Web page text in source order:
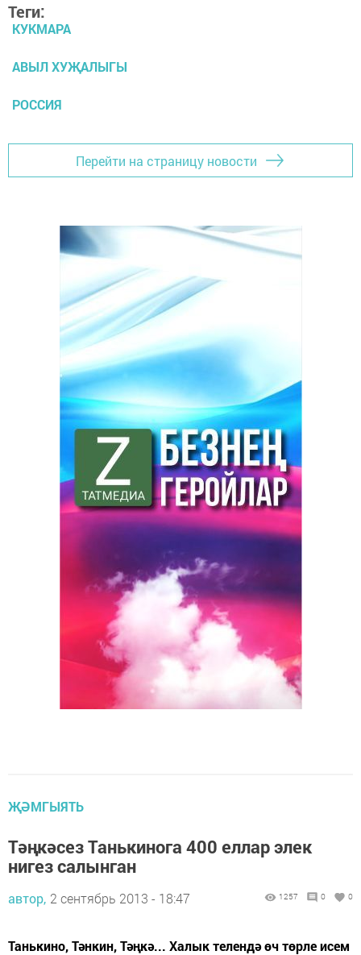
Теги:
КУКМАРА
АВЫЛ ХУҖАЛЫГЫ
РОССИЯ
Перейти на страницу новости
ҖӘМГЫЯТЬ
Тәңкәсез Танькинога 400 еллар элек
нигез салынган
автор, 2 сентябрь 2013 - 18:47 1257 0 0
Танькино, Тәнкин, Тәңкә... Халык телендә өч төрле исем